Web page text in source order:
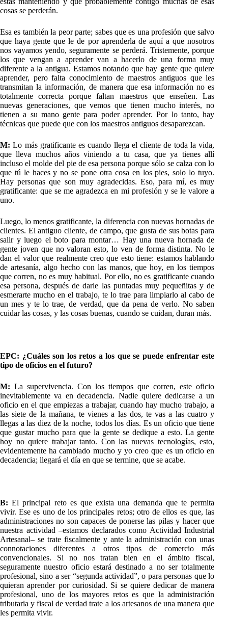
cosas se perderán.
Esa es también la peor parte; sabes que es una profesión que salvo
que haya gente que le de por aprenderla de aquí a que nosotros
nos vayamos yendo, seguramente se perderá. Tristemente, porque
los que vengan a aprender van a hacerlo de una forma muy
diferente a la antigua. Estamos notando que hay gente que quiere
aprender, pero falta conocimiento de maestros antiguos que les
transmitan la información, de manera que esa información no es
totalmente correcta porque faltan maestros que enseñen. Las
nuevas generaciones, que vemos que tienen mucho interés, no
tienen a su mano gente para poder aprender. Por lo tanto, hay
técnicas que puede que con los maestros antiguos desaparezcan.
M:Lo más gratificante es cuando llega el cliente de toda la vida,
que lleva muchos años viniendo a tu casa, que ya tienes allí
incluso el molde del pie de esa persona porque sólo se calza con lo
que tú le haces y no se pone otra cosa en los pies, solo lo tuyo.
Hay personas que son muy agradecidas. Eso, para mí, es muy
gratificante: que se me agradezca en mi profesión y se le valore a
uno.
Luego, lo menos gratificante, la diferencia con nuevas hornadas de
clientes. El antiguo cliente, de campo, que gusta de sus botas para
salir y luego el boto para montar… Hay una nueva hornada de
gente joven que no valoran esto, lo ven de forma distinta. No le
dan el valor que realmente creo que esto tiene: estamos hablando
de artesanía, algo hecho con las manos, que hoy, en los tiempos
que corren, no es muy habitual. Por ello, no es gratificante cuando
esa persona, después de darle las puntadas muy pequeñitas y de
esmerarte mucho en el trabajo, te lo trae para limpiarlo al cabo de
un mes y te lo trae, de verdad, que da pena de verlo. No saben
cuidar las cosas, y las cosas buenas, cuando se cuidan, duran más.
EPC: ¿Cuáles son los retos a los que se puede enfrentar este
tipo de oficios en el futuro?
M:La supervivencia. Con los tiempos que corren, este oficio
inevitablemente va en decadencia. Nadie quiere dedicarse a un
oficio en el que empiezas a trabajar, cuando hay mucho trabajo, a
las siete de la mañana, te vienes a las dos, te vas a las cuatro y
llegas a las diez de la noche, todos los días. Es un oficio que tiene
que gustar mucho para que la gente se dedique a esto. La gente
hoy no quiere trabajar tanto. Con las nuevas tecnologías, esto,
evidentemente ha cambiado mucho y yo creo que es un oficio en
decadencia; llegará el día en que se termine, que se acabe.
B: El principal reto es que exista una demanda que te permita
vivir. Ese es uno de los principales retos; otro de ellos es que, las
administraciones no son capaces de ponerse las pilas y hacer que
nuestra actividad –estamos declarados como Actividad Industrial
Artesanal– se trate fiscalmente y ante la administración con unas
connotaciones diferentes a otros tipos de comercio más
convencionales. Si no nos tratan bien en el ámbito fiscal,
seguramente nuestro oficio estará destinado a no ser totalmente
profesional, sino a ser “segunda actividad”, o para personas que lo
quieran aprender por curiosidad. Si se quiere dedicar de manera
profesional, uno de los mayores retos es que la administración
tributaria y fiscal de verdad trate a los artesanos de una manera que
les permita vivir.